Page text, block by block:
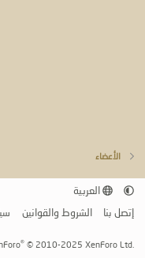
الأعضاء
العربية
إتصل بنا
الشروط والقوانين
® © 2010-2025 XenForo Ltd.